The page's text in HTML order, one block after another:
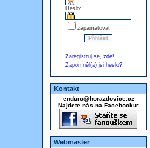
Heslo:
zapamatovat
Zaregistruj se, zde!
Zapomněl(a) jsi heslo?
Kontakt
enduro@horazdovice.cz
Najdete nás na Facebooku:
Webmaster